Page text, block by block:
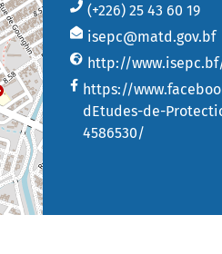
(+226) 25 43 60 19
isepc@matd.gov.bf
http://
https://
dEtudes-de-
4586530/